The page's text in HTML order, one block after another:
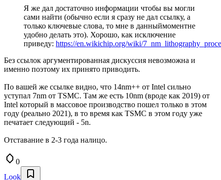
Я же дал достаточно информации чтобы вы могли
сами найти (обычно если я сразу не дал ссылку, а
только ключевые слова, то мне в данныймоментне
удобно делать это). Хорошо, как исключение
приведу: https://en.wikichip.org/wiki/
Без ссылок аргументированная дискуссия невозможна и
именно поэтому их принято приводить.
По вашей же ссылке видно, что 14nm++ от Intel сильно
уступал 7nm от TSMC. Там же есть 10nm (вроде как 2019) от
Intel который в массовое производство пошел только в этом
году (реально 2021), в то время как TSMC в этом году уже
печатает следующий - 5n.
Отставание в 2-3 года налицо.
0
Look